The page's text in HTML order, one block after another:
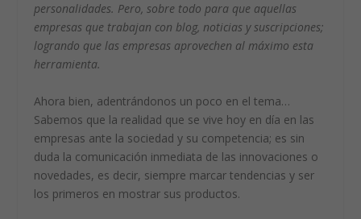
personalidades. Pero, sobre todo para que aquellas
empresas que trabajan con blog, noticias y suscripciones;
logrando que las empresas aprovechen al máximo esta
herramienta.
Ahora bien, adentrándonos un poco en el tema…
Sabemos que la realidad que se vive hoy en día en las
empresas ante la sociedad y su competencia; es sin
duda la comunicación inmediata de las innovaciones o
novedades, es decir, siempre marcar tendencias y ser
los primeros en mostrar sus productos.